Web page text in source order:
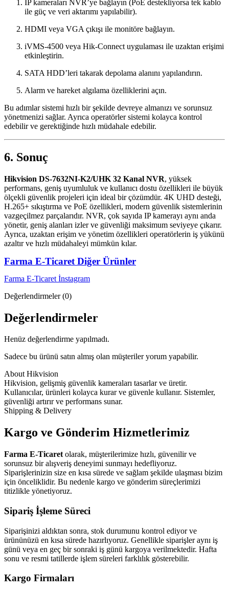
IP kameraları NVR’ye bağlayın (PoE destekliyorsa tek kablo
ile güç ve veri aktarımı yapılabilir).
HDMI veya VGA çıkışı ile monitöre bağlayın.
iVMS-4500 veya Hik-Connect uygulaması ile uzaktan erişimi
etkinleştirin.
SATA HDD’leri takarak depolama alanını yapılandırın.
Alarm ve hareket algılama özelliklerini açın.
Bu adımlar sistemi hızlı bir şekilde devreye almanızı ve sorunsuz
yönetmenizi sağlar. Ayrıca operatörler sistemi kolayca kontrol
edebilir ve gerektiğinde hızlı müdahale edebilir.
6. Sonuç
Hikvision DS-7632NI-K2/UHK 32 Kanal NVR, yüksek
performans, geniş uyumluluk ve kullanıcı dostu özellikleri ile büyük
ölçekli güvenlik projeleri için ideal bir çözümdür. 4K UHD desteği,
H.265+ sıkıştırma ve PoE özellikleri, modern güvenlik sistemlerinin
vazgeçilmez parçalarıdır. NVR, çok sayıda IP kamerayı aynı anda
yönetir, geniş alanları izler ve güvenliği maksimum seviyeye çıkarır.
Ayrıca, uzaktan erişim ve yönetim özellikleri operatörlerin iş yükünü
azaltır ve hızlı müdahaleyi mümkün kılar.
Farma E-Ticaret Diğer Ürünler
Farma E-Ticaret İnstagram
Değerlendirmeler (0)
Değerlendirmeler
Henüz değerlendirme yapılmadı.
Sadece bu ürünü satın almış olan müşteriler yorum yapabilir.
About Hikvision
Hikvision, gelişmiş güvenlik kameraları tasarlar ve üretir.
Kullanıcılar, ürünleri kolayca kurar ve güvenle kullanır. Sistemler,
güvenliği artırır ve performans sunar.
Shipping & Delivery
Kargo ve Gönderim Hizmetlerimiz
Farma E-Ticaret olarak, müşterilerimize hızlı, güvenilir ve
sorunsuz bir alışveriş deneyimi sunmayı hedefliyoruz.
Siparişlerinizin size en kısa sürede ve sağlam şekilde ulaşması bizim
için önceliklidir. Bu nedenle kargo ve gönderim süreçlerimizi
titizlikle yönetiyoruz.
Sipariş İşleme Süreci
Siparişinizi aldıktan sonra, stok durumunu kontrol ediyor ve
ürününüzü en kısa sürede hazırlıyoruz. Genellikle siparişler aynı iş
günü veya en geç bir sonraki iş günü kargoya verilmektedir. Hafta
sonu ve resmi tatillerde işlem süreleri farklılık gösterebilir.
Kargo Firmaları